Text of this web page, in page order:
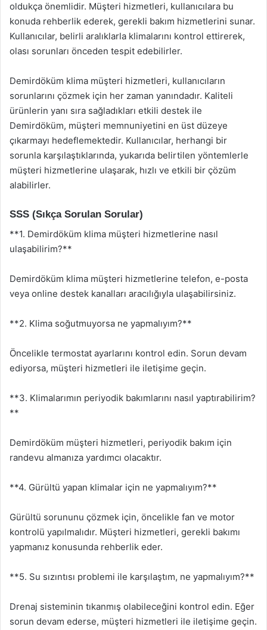
oldukça önemlidir. Müşteri hizmetleri, kullanıcılara bu
konuda rehberlik ederek, gerekli bakım hizmetlerini sunar.
Kullanıcılar, belirli aralıklarla klimalarını kontrol ettirerek,
olası sorunları önceden tespit edebilirler.
Demirdöküm klima müşteri hizmetleri, kullanıcıların
sorunlarını çözmek için her zaman yanındadır. Kaliteli
ürünlerin yanı sıra sağladıkları etkili destek ile
Demirdöküm, müşteri memnuniyetini en üst düzeye
çıkarmayı hedeflemektedir. Kullanıcılar, herhangi bir
sorunla karşılaştıklarında, yukarıda belirtilen yöntemlerle
müşteri hizmetlerine ulaşarak, hızlı ve etkili bir çözüm
alabilirler.
SSS (Sıkça Sorulan Sorular)
**1. Demirdöküm klima müşteri hizmetlerine nasıl
ulaşabilirim?**
Demirdöküm klima müşteri hizmetlerine telefon, e-posta
veya online destek kanalları aracılığıyla ulaşabilirsiniz.
**2. Klima soğutmuyorsa ne yapmalıyım?**
Öncelikle termostat ayarlarını kontrol edin. Sorun devam
ediyorsa, müşteri hizmetleri ile iletişime geçin.
**3. Klimalarımın periyodik bakımlarını nasıl yaptırabilirim?
**
Demirdöküm müşteri hizmetleri, periyodik bakım için
randevu almanıza yardımcı olacaktır.
**4. Gürültü yapan klimalar için ne yapmalıyım?**
Gürültü sorununu çözmek için, öncelikle fan ve motor
kontrolü yapılmalıdır. Müşteri hizmetleri, gerekli bakımı
yapmanız konusunda rehberlik eder.
**5. Su sızıntısı problemi ile karşılaştım, ne yapmalıyım?**
Drenaj sisteminin tıkanmış olabileceğini kontrol edin. Eğer
sorun devam ederse, müşteri hizmetleri ile iletişime geçin.